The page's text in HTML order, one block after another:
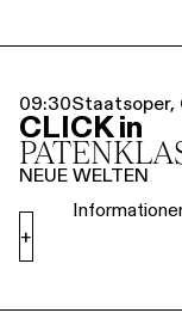
09:30Staatsoper,
CLICK in
NEUE WELTEN
+